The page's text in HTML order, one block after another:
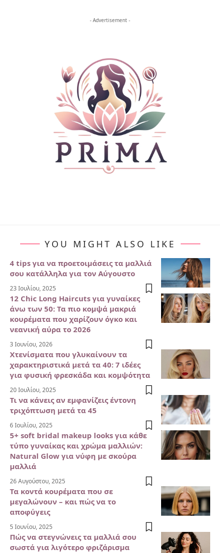
- Advertisement -
YOU MIGHT ALSO LIKE
4 tips για να προετοιμάσεις τα μαλλιά
σου κατάλληλα για τον Αύγουστο
23 Ιουλίου, 2025
12 Chic Long Haircuts για γυναίκες
άνω των 50: Τα πιο κομψά μακριά
κουρέματα που χαρίζουν όγκο και
νεανική αύρα το 2026
3 Ιουνίου, 2026
Χτενίσματα που γλυκαίνουν τα
χαρακτηριστικά μετά τα 40: 7 ιδέες
για φυσική φρεσκάδα και κομψότητα
20 Ιουλίου, 2025
Τι να κάνεις αν εμφανίζεις έντονη
τριχόπτωση μετά τα 45
6 Ιουλίου, 2025
5+ soft bridal makeup looks για κάθε
τύπο γυναίκας και χρώμα μαλλιών:
Natural Glow για νύφη με σκούρα
μαλλιά
26 Αυγούστου, 2025
Τα κοντά κουρέματα που σε
μεγαλώνουν – και πώς να το
αποφύγεις
5 Ιουνίου, 2025
Πώς να στεγνώνεις τα μαλλιά σου
σωστά για λιγότερο φριζάρισμα